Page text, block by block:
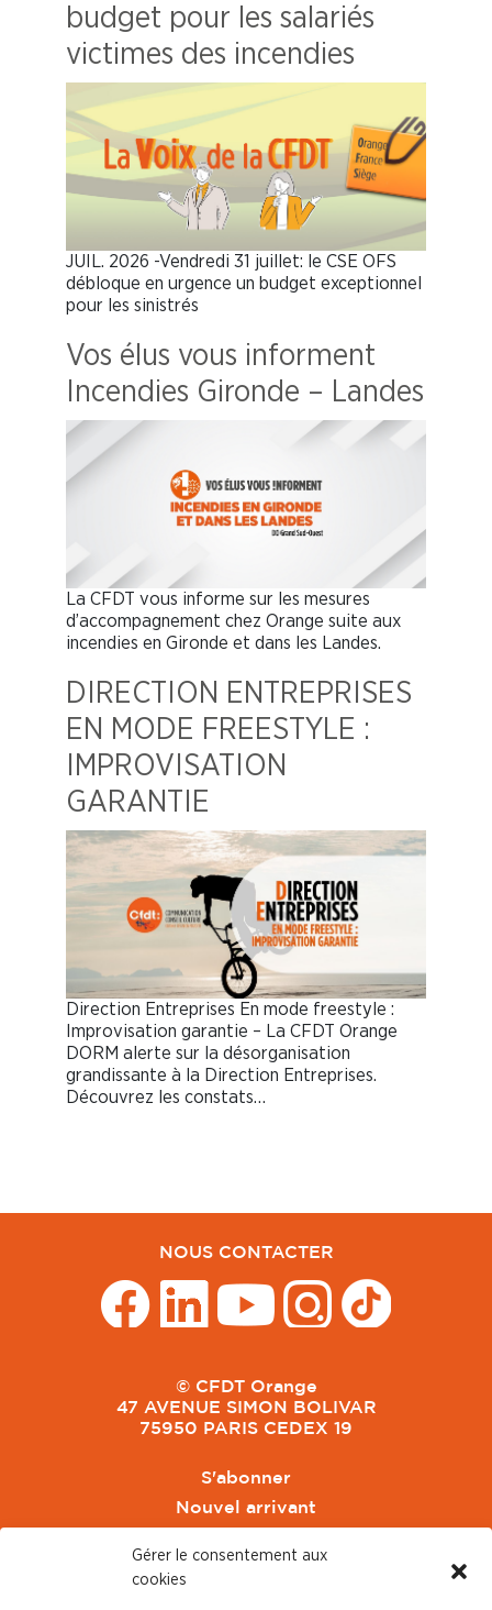
Gérer le consentement aux
cookies
budget pour les salariés
victimes des incendies
JUIL. 2026 -Vendredi 31 juillet: le CSE OFS
débloque en urgence un budget exceptionnel
pour les sinistrés
Vos élus vous informent
Incendies Gironde – Landes
La CFDT vous informe sur les mesures
d’accompagnement chez Orange suite aux
incendies en Gironde et dans les Landes.
DIRECTION ENTREPRISES
EN MODE FREESTYLE :
IMPROVISATION
GARANTIE
Direction Entreprises En mode freestyle :
Improvisation garantie – La CFDT Orange
DORM alerte sur la désorganisation
grandissante à la Direction Entreprises.
Découvrez les constats…
NOUS CONTACTER
© CFDT Orange
47 AVENUE SIMON BOLIVAR
75950 PARIS CEDEX 19
S'abonner
Nouvel arrivant